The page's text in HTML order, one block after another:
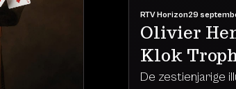
RTV Horizon29
Olivier
Klok
De zestienjarige